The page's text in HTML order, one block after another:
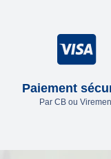
Paiement
Par CB ou